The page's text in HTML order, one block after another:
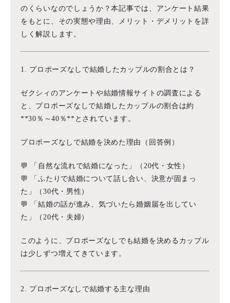
のくらいなのでしょうか？本記事では、アンケート結果
をもとに、その実態や理由、メリット・デメリットを詳
しく解説します。
1. プロポーズなしで結婚したカップルの割合とは？
ゼクシィのアンケートや結婚情報サイトの調査による
と、プロポーズなしで結婚したカップルの割合は約
**30％～40％**とされています。
プロポーズなしで結婚を決めた理由（回答例）
💬 「自然な流れで結婚になった」（20代・女性）
💬 「ふたりで結婚について話し合い、決意が固まっ
た」（30代・男性）
💬 「結婚の話が進み、気づいたら婚姻届を出してい
た」（20代・夫婦）
このように、プロポーズなしでも結婚を決めるカップル
は少しずつ増えてきています。
2. プロポーズなしで結婚する主な理由